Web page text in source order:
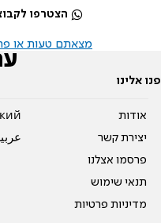
הצטרפו
מצאתם טעות או
פנו אלינו
אודות
יצירת קשר
פרסמו אצלנו
תנאי שימוש
מדיניות פרטיות